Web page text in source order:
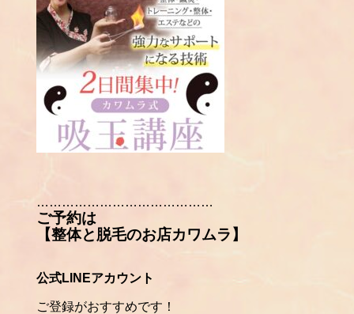
……………………………………
ご予約は
【整体と脱毛のお店カワムラ】
公式LINEアカウント
ご登録がおすすめです！